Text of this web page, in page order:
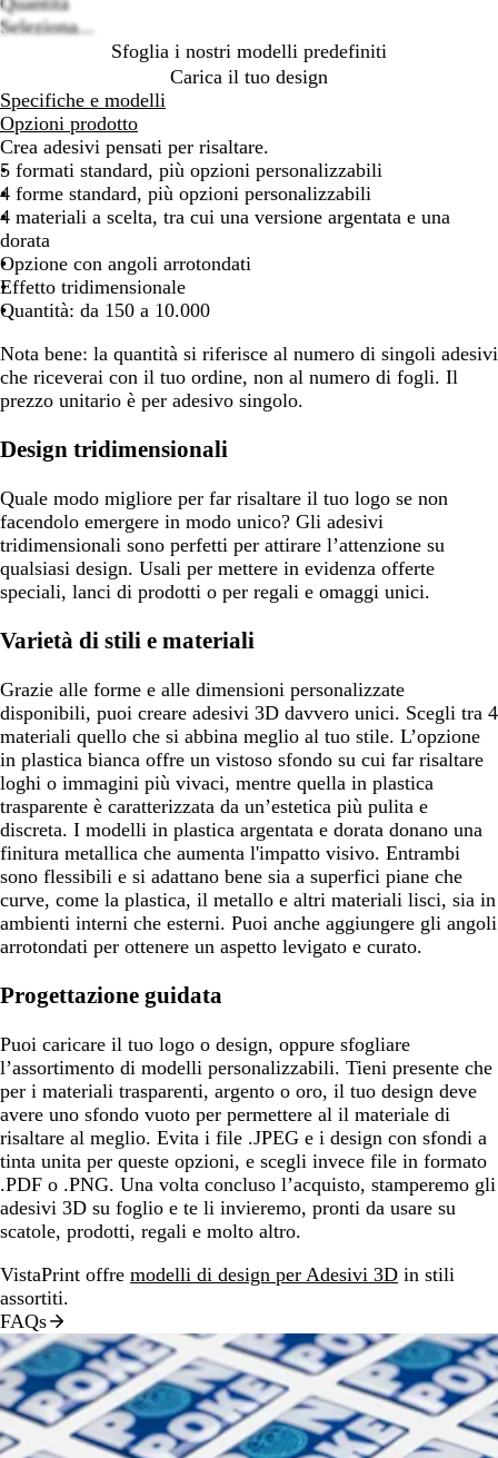
Seleziona...
Sfoglia i nostri modelli predefiniti
Carica il tuo design
Specifiche e modelli
Opzioni prodotto
Crea adesivi pensati per risaltare.
5 formati standard, più opzioni personalizzabili
4 forme standard, più opzioni personalizzabili
4 materiali a scelta, tra cui una versione argentata e una
dorata
Opzione con angoli arrotondati
Effetto tridimensionale
Quantità: da 150 a 10.000
Nota bene: la quantità si riferisce al numero di singoli adesivi
che riceverai con il tuo ordine, non al numero di fogli. Il
prezzo unitario è per adesivo singolo.
Design tridimensionali
Quale modo migliore per far risaltare il tuo logo se non
facendolo emergere in modo unico? Gli adesivi
tridimensionali sono perfetti per attirare l’attenzione su
qualsiasi design. Usali per mettere in evidenza offerte
speciali, lanci di prodotti o per regali e omaggi unici.
Varietà di stili e materiali
Grazie alle forme e alle dimensioni personalizzate
disponibili, puoi creare adesivi 3D davvero unici. Scegli tra 4
materiali quello che si abbina meglio al tuo stile. L’opzione
in plastica bianca offre un vistoso sfondo su cui far risaltare
loghi o immagini più vivaci, mentre quella in plastica
trasparente è caratterizzata da un’estetica più pulita e
discreta. I modelli in plastica argentata e dorata donano una
finitura metallica che aumenta l'impatto visivo. Entrambi
sono flessibili e si adattano bene sia a superfici piane che
curve, come la plastica, il metallo e altri materiali lisci, sia in
ambienti interni che esterni. Puoi anche aggiungere gli angoli
arrotondati per ottenere un aspetto levigato e curato.
Progettazione guidata
Puoi caricare il tuo logo o design, oppure sfogliare
l’assortimento di modelli personalizzabili. Tieni presente che
per i materiali trasparenti, argento o oro, il tuo design deve
avere uno sfondo vuoto per permettere al il materiale di
risaltare al meglio. Evita i file .JPEG e i design con sfondi a
tinta unita per queste opzioni, e scegli invece file in formato
.PDF o .PNG. Una volta concluso l’acquisto, stamperemo gli
adesivi 3D su foglio e te li invieremo, pronti da usare su
scatole, prodotti, regali e molto altro.
VistaPrint offre modelli di design per Adesivi 3D in stili
assortiti.
FAQs